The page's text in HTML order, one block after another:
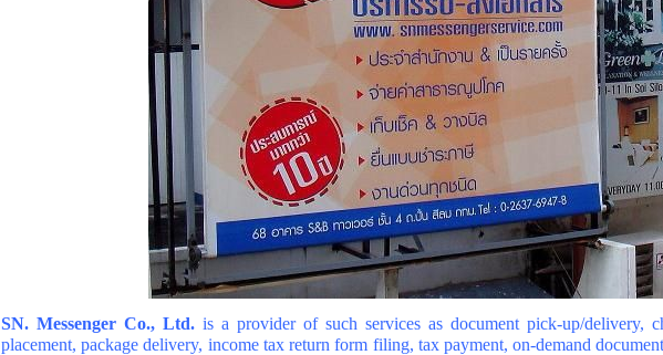
SN. Messenger Co., Ltd. is a provider of such services as document pick-up/delivery,
placement, package delivery, income tax return form filing, tax payment, on-demand